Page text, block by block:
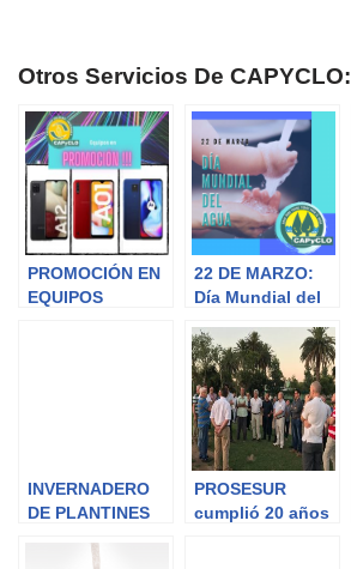
Otros Servicios De CAPYCLO:
PROMOCIÓN EN
EQUIPOS
22 DE MARZO:
Día Mundial del
INVERNADERO
DE PLANTINES
PROSESUR
cumplió 20 años